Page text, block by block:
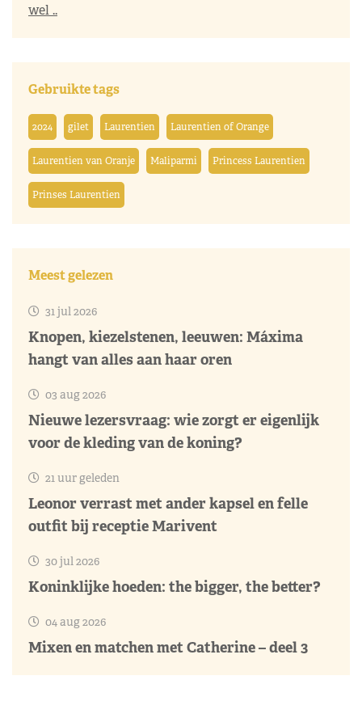
wel ..
Gebruikte tags
2024 gilet Laurentien Laurentien of Orange
Laurentien van Oranje Maliparmi Princess Laurentien
Prinses Laurentien
Meest gelezen
31 jul 2026
Knopen, kiezelstenen, leeuwen: Máxima
hangt van alles aan haar oren
03 aug 2026
Nieuwe lezersvraag: wie zorgt er eigenlijk
voor de kleding van de koning?
21 uur geleden
Leonor verrast met ander kapsel en felle
outfit bij receptie Marivent
30 jul 2026
Koninklijke hoeden: the bigger, the better?
04 aug 2026
Mixen en matchen met Catherine – deel 3